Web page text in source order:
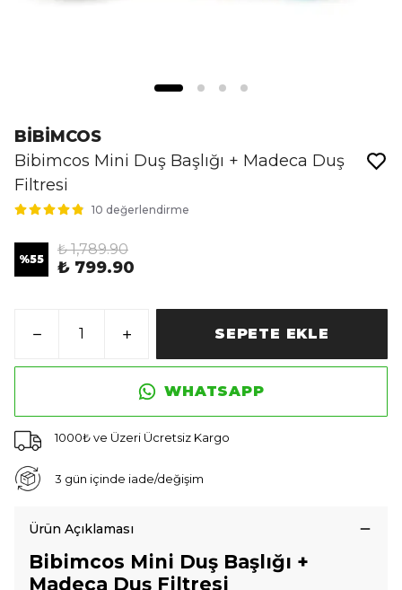
BİBİMCOS
Bibimcos Mini Duş Başlığı + Madeca Duş
Filtresi
10 değerlendirme
%55
₺ 1,789.90
₺ 799.90
SEPETE EKLE
WHATSAPP
1000₺ ve Üzeri Ücretsiz Kargo
3 gün içinde iade/değişim
Ürün Açıklaması
Bibimcos Mini Duş Başlığı +
Madeca Duş Filtresi